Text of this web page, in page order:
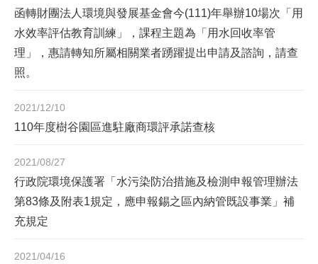
函轉財團法人環境與發展基金會今(111)年舉辦10場次「用
水效率評估教育訓練」，課程主題為「用水回收率管
理」，惠請轉知所屬相關業者踴躍提出申請及諮詢，請查
照。
2021/12/10
110年度樹谷園區進駐廠商環評承諾查核
2021/08/27
行政院環境保護署「水污染防治措施及檢測申報管理辦法
第83條及附表1規定，應申報錫之區內納管既設事業」補
充規定
2021/04/16